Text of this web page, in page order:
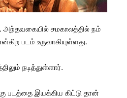
அந்தவகையில் சமகாலத்தில் நம்
படம் உருவாகியுள்ளது.
நடித்துள்ளார்.
படத்தை இயக்கிய கிட்டு தான்